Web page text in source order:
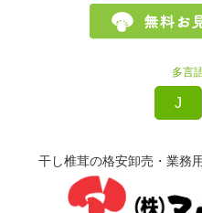
多言
J
干し椎茸の格安卸売・業務